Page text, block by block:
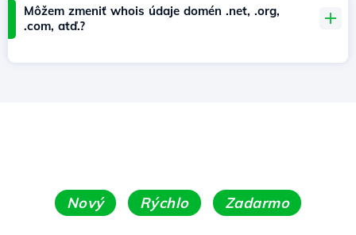
Môžem zmeniť whois údaje domén .net, .org,
.com, atď.?
Nový Rýchlo Zadarmo